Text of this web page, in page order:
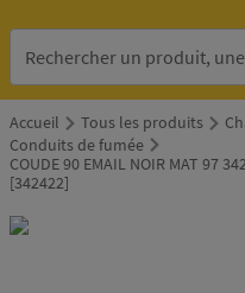
Accueil Tous les produits
Conduits de fumée
COUDE 90 EMAIL NOIR MAT 97
[342422]